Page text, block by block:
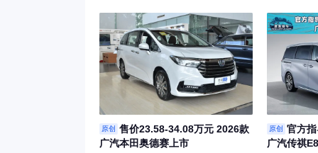
原创
售价23.58-34.08万元 2026款
广汽本田奥德赛上市
原创
官方
广汽传祺